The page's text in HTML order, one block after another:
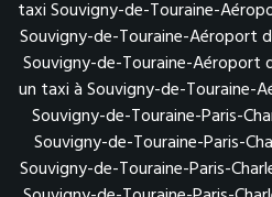
taxi Souvigny-de-Touraine-
Souvigny-de-Touraine-Aéroport
Souvigny-de-Touraine-Aéroport
un taxi à Souvigny-de-Touraine-
Souvigny-de-Touraine-Paris-
Souvigny-de-Touraine-Paris-
Souvigny-de-Touraine-Paris-